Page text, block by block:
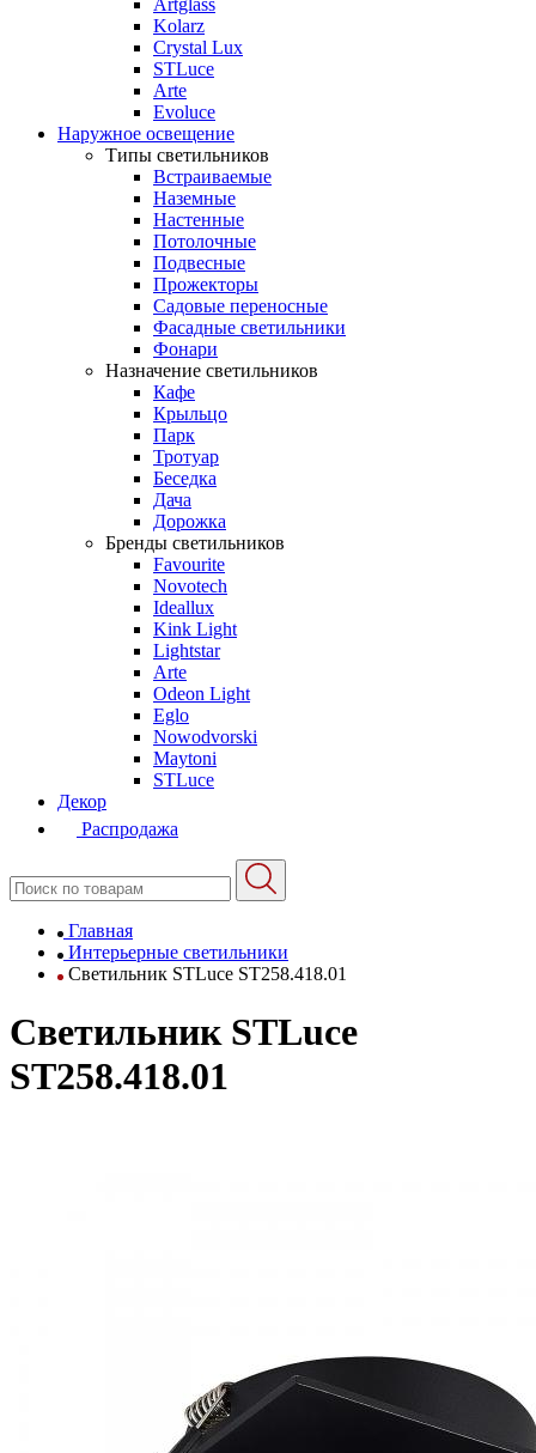
Artglass
Kolarz
Crystal Lux
STLuce
Arte
Evoluce
Наружное освещение
Типы светильников
Встраиваемые
Наземные
Настенные
Потолочные
Подвесные
Прожекторы
Садовые переносные
Фасадные светильники
Фонари
Назначение светильников
Кафе
Крыльцо
Парк
Тротуар
Беседка
Дача
Дорожка
Бренды светильников
Favourite
Novotech
Ideallux
Kink Light
Lightstar
Arte
Odeon Light
Eglo
Nowodvorski
Maytoni
STLuce
Декор
Распродажа
Главная
Интерьерные светильники
Светильник STLuce ST258.418.01
Светильник STLuce
ST258.418.01